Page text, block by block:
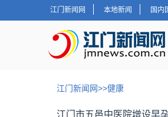
江门新闻网 本地新闻 国内
江门新闻网>>健康
江门市五邑中医院增设早